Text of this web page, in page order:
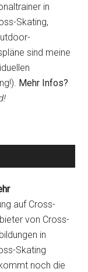
in
Skating,
sind meine
Mehr Infos?
auf Cross-
von Cross-
in
Skating
noch die